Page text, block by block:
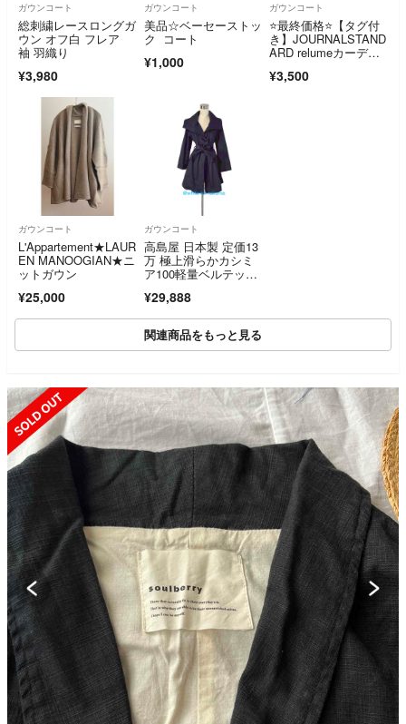
ガウンコート
総刺繍レースロングガ
ウン オフ白 フレア
袖 羽織り
¥3,980
ガウンコート
美品☆ベーセーストッ
ク コート
¥1,000
ガウンコート
⭐️最終価格⭐️【タグ付
き】JOURNALSTAND
ARD relumeカーディ
¥3,500
ガウンコート
L'Appartement★LAUR
EN MANOOGIAN★ニ
ットガウン
¥25,000
ガウンコート
高島屋 日本製 定価13
万 極上滑らかカシミ
ア100軽量ベルテッド
¥29,888
関連商品をもっと見る
SOLD OUT